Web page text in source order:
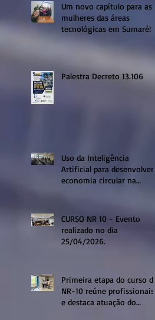
Um novo capítulo para as
mulheres das áreas
tecnológicas em Sumaré!
Palestra Decreto 13.106
Uso da Inteligência
Artificial para desenvolver a
economia circular na
CURSO NR 10 - Evento
realizado no dia
25/04/2026.
Primeira etapa do curso de
NR-10 reúne profissionais
e destaca atuação do